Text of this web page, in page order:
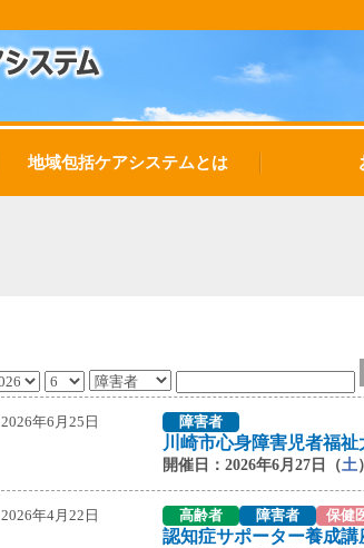
地域包括ケアシステムとは
2026年6月25日 障害者
川崎市心身障害児者福祉
開催日：2026年6月27日（土）
2026年4月22日 高齢者 障害者 保健
認知症サポーター養成